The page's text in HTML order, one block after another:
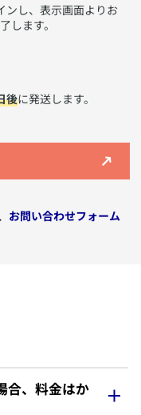
ンし、表示画面よりお
します。
後に発送します。
お問い合わせフォーム
合、料金はか